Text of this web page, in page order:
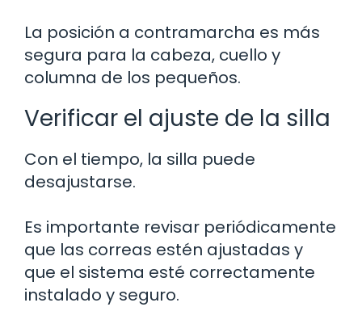
La posición a contramarcha es más
segura para la cabeza, cuello y
columna de los pequeños.
Verificar el ajuste de la silla
Con el tiempo, la silla puede
desajustarse.
Es importante revisar periódicamente
que las correas estén ajustadas y
que el sistema esté correctamente
instalado y seguro.